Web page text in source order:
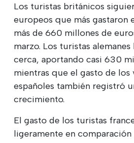
Los turistas británicos
europeos que más gastaron
más de 660 millones de
marzo. Los turistas
cerca, aportando casi 630
mientras que el gasto de los
españoles también registró
crecimiento.
El gasto de los turistas
ligeramente en